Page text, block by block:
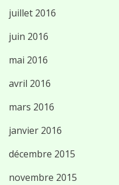
juillet 2016
juin 2016
mai 2016
avril 2016
mars 2016
janvier 2016
décembre 2015
novembre 2015